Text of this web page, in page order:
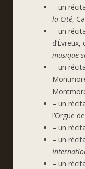
– un
la Cité,
– un
musique
– un
– un
l’Orgue
– un
– un
– un